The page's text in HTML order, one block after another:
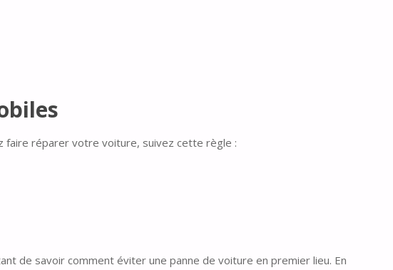
faire réparer votre voiture, suivez cette règle :
de savoir comment éviter une panne de voiture en premier lieu. En